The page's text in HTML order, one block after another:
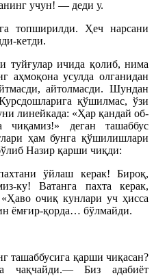
учун! — деди у.
топширилди. Ҳеч нарсани
кетди.
туйғулар ичида қолиб, нима
аҳмоқона усулда олганидан
айтолмасди. Шундан
қўшилмас, ўзи
линейкада: «Ҳар қандай об-
чиқамиз!» деган ташаббус
ҳам бунга қўшилишлари
Назир қарши чиқди:
ўйлаш керак! Бироқ,
ку! Ватанга пахта керак,
очиқ кунлари уч ҳисса
ёмғир-қорда… бўлмайди.
ташаббусига қарши чиқасан?
Биз адабиёт